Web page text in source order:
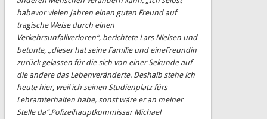
habevor vielen Jahren einen guten Freund auf
tragische Weise durch einen
Verkehrsunfallverloren“, berichtete Lars Nielsen und
betonte, „dieser hat seine Familie und eineFreundin
zurück gelassen für die sich von einer Sekunde auf
die andere das Lebenveränderte. Deshalb stehe ich
heute hier, weil ich seinen Studienplatz fürs
Lehramterhalten habe, sonst wäre er an meiner
Stelle da“.Polizeihauptkommissar Michael